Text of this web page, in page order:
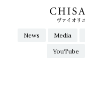
News Media
YouTube